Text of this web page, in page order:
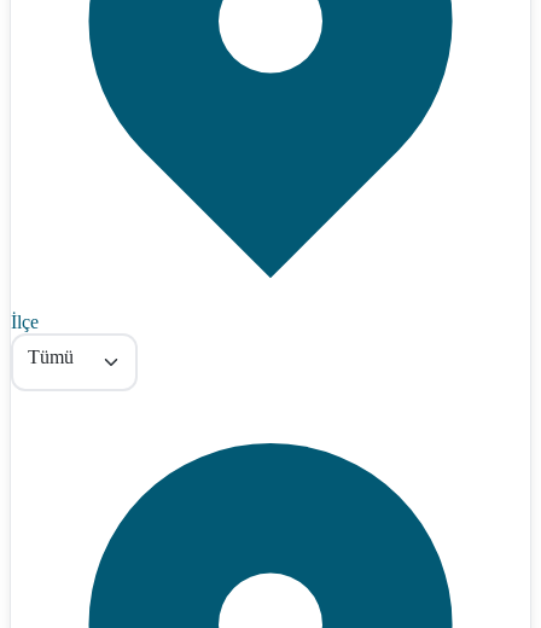
İlçe
Tümü